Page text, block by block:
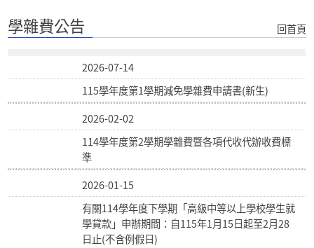
學雜費公告 回首頁
2026-07-14
115學年度第1學期減免學雜費申請書(新生)
2026-02-02
114學年度第2學期學雜費暨各項代收代辦收費標
準
2026-01-15
有關114學年度下學期「高級中等以上學校學生就
學貸款」申辦期間：自115年1月15日起至2月28
日止(不含例假日)